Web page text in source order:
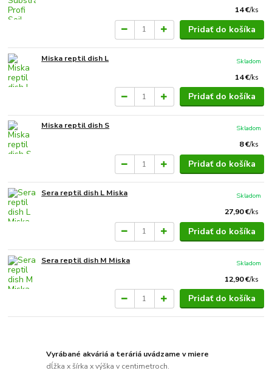
14 €/ks
Pridať do košíka
Miska reptil dish L
14 €/ks
Skladom
Pridať do košíka
Miska reptil dish S
8 €/ks
Skladom
Pridať do košíka
Sera reptil dish L Miska
27,90 €/ks
Skladom
Pridať do košíka
Sera reptil dish M Miska
12,90 €/ks
Skladom
Pridať do košíka
Vyrábané akváriá a teráriá uvádzame v miere
dĺžka x šírka x výška v centimetroch.